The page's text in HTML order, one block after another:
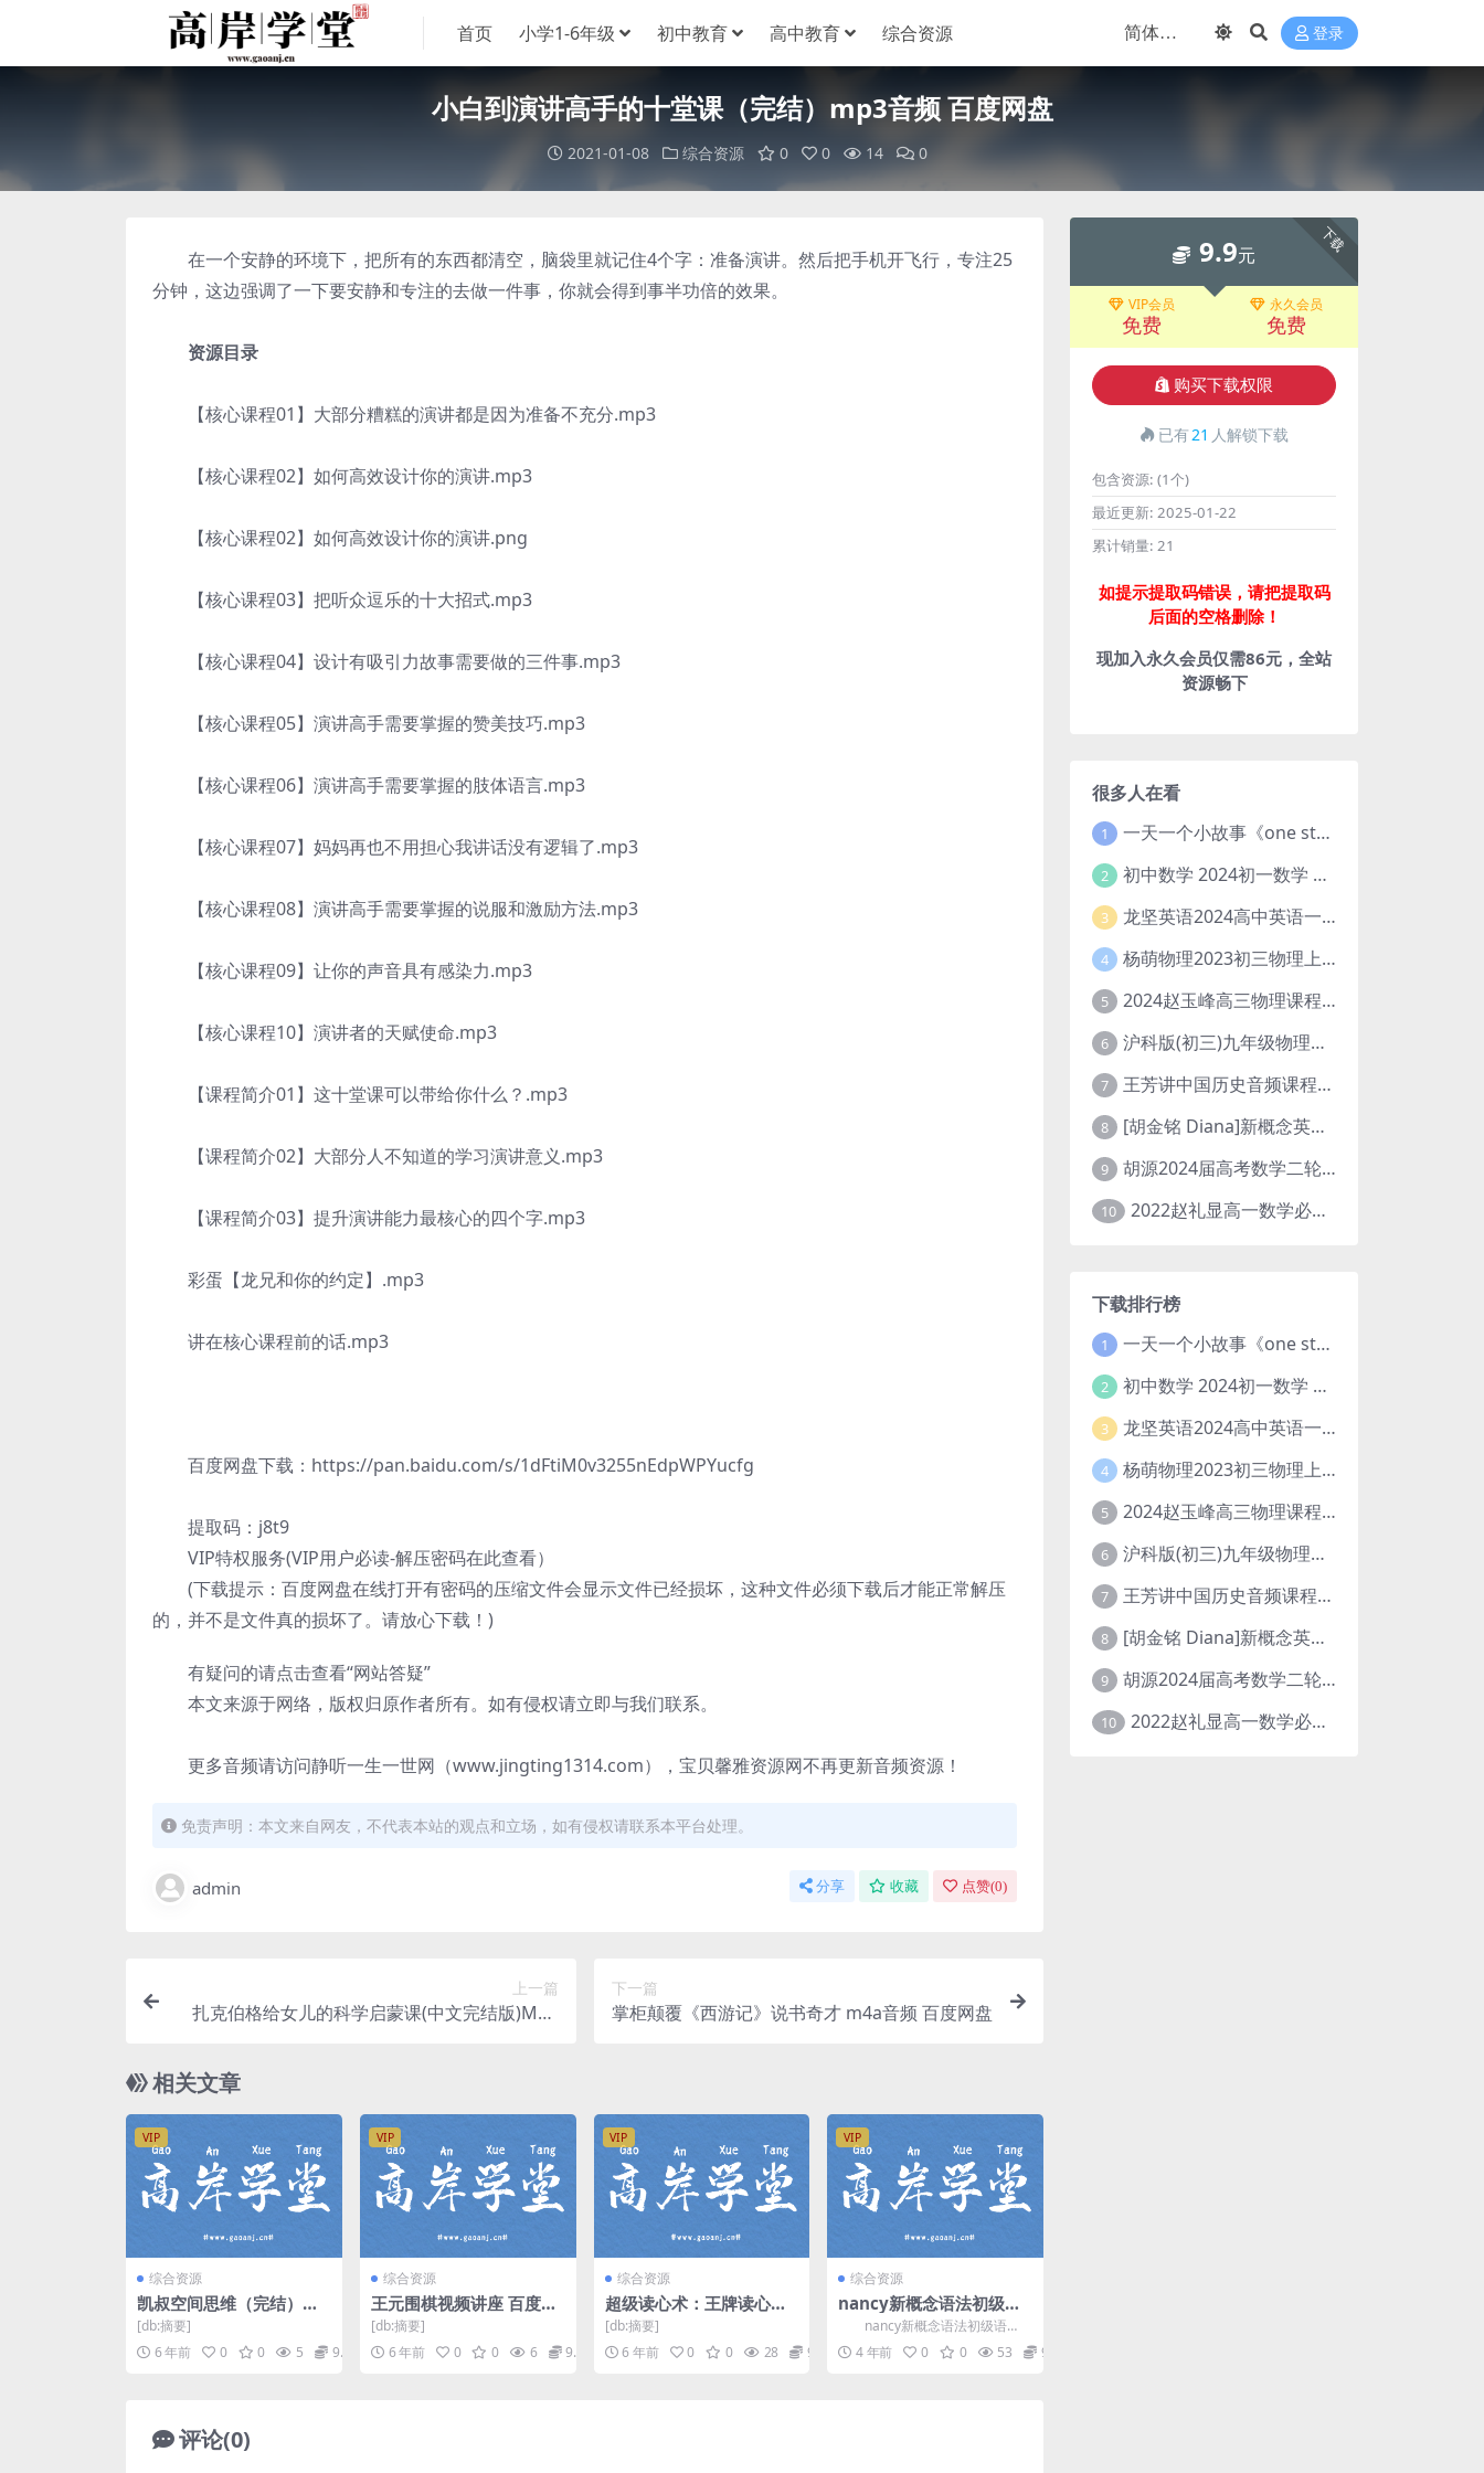
首页 小学1-6年级 初中教育 高中教育 综合资源 登录
小白到演讲高手的十堂课（完结）mp3音频 百度网盘
2021-01-08 综合资源 0 0 14 0
在一个安静的环境下，把所有的东西都清空，脑袋里就记住4个字：准备演讲。然后把手机开飞行，专注25
分钟，这边强调了一下要安静和专注的去做一件事，你就会得到事半功倍的效果。
资源目录
【核心课程01】大部分糟糕的演讲都是因为准备不充分.mp3
【核心课程02】如何高效设计你的演讲.mp3
【核心课程02】如何高效设计你的演讲.png
【核心课程03】把听众逗乐的十大招式.mp3
【核心课程04】设计有吸引力故事需要做的三件事.mp3
【核心课程05】演讲高手需要掌握的赞美技巧.mp3
【核心课程06】演讲高手需要掌握的肢体语言.mp3
【核心课程07】妈妈再也不用担心我讲话没有逻辑了.mp3
【核心课程08】演讲高手需要掌握的说服和激励方法.mp3
【核心课程09】让你的声音具有感染力.mp3
【核心课程10】演讲者的天赋使命.mp3
【课程简介01】这十堂课可以带给你什么？.mp3
【课程简介02】大部分人不知道的学习演讲意义.mp3
【课程简介03】提升演讲能力最核心的四个字.mp3
彩蛋【龙兄和你的约定】.mp3
讲在核心课程前的话.mp3
百度网盘下载：https://pan.baidu.com/s/1dFtiM0v3255nEdpWPYucfg
提取码：j8t9
VIP特权服务(VIP用户必读-解压密码在此查看）
(下载提示：百度网盘在线打开有密码的压缩文件会显示文件已经损坏，这种文件必须下载后才能正常解压
的，并不是文件真的损坏了。请放心下载！)
有疑问的请点击查看“网站答疑”
本文来源于网络，版权归原作者所有。如有侵权请立即与我们联系。
更多音频请访问静听一生一世网（www.jingting1314.com），宝贝馨雅资源网不再更新音频资源！
免责声明：本文来自网友，不代表本站的观点和立场，如有侵权请联系本平台处理。
admin 分享 收藏 点赞(0)
上一篇
扎克伯格给女儿的科学启蒙课(中文完结版)MP4
下一篇
掌柜颠覆《西游记》说书奇才 m4a音频 百度网盘
相关文章
VIP
综合资源
凯叔空间思维（完结）
（高清视频）百度网盘
[db:摘要]
6 年前
0 0 5 9.9
VIP
综合资源
王元围棋视频讲座 百度网
盘
[db:摘要]
6 年前
0 0 6 9.9
VIP
综合资源
超级读心术：王牌读心师
卢建文教你瞬间识人术，
掌控人际交往主动权（完
结）（高清视频）百度网
[db:摘要]
6 年前
0 0 28 9.9
VIP
综合资源
nancy新概念语法初级语
法（完结）网盘分享
nancy新概念语法初级语
法，完结版网盘分享新概念英语
课程9.32G高清视频...
4 年前 0 0 53 9.9
评论(0)
下载
9.9元
VIP会员
免费
永久会员
免费
购买下载权限
已有21 人解锁下载
包含资源: (1个)
最近更新: 2025-01-22
累计销量: 21
如提示提取码错误，请把提取码
后面的空格删除！
现加入永久会员仅需86元，全站
资源畅下
很多人在看
1 一天一个小故事《one story a day》初中版 百度网盘分享下载
2 初中数学 2024初一数学 朱韬数学 S班春季下 A+班春季下 百度云网盘
3 龙坚英语2024高中英语一轮系统班(全国卷+北京卷)
4 杨萌物理2023初三物理上秋季A+班(视频+讲义) 百度网盘分享
5 2024赵玉峰高三物理课程24年高考物理一轮复习网课教程
6 沪科版(初三)九年级物理全一册网课教学视频全集(录播版 杜春雨 66讲)
7 王芳讲中国历史音频课程全集(上下五千年)
8 [胡金铭 Diana]新概念英语第1册教学视频课程(全集 百度网盘下载)
9 胡源2024届高考数学二轮寒假春季精讲 百度网盘分享
10 2022赵礼显高一数学必修一课程视频资源(秋季班 含讲义)百度网盘云
下载排行榜
1 一天一个小故事《one story a day》初中版 百度网盘分享下载
2 初中数学 2024初一数学 朱韬数学 S班春季下 A+班春季下 百度云网盘
3 龙坚英语2024高中英语一轮系统班(全国卷+北京卷)
4 杨萌物理2023初三物理上秋季A+班(视频+讲义) 百度网盘分享
5 2024赵玉峰高三物理课程24年高考物理一轮复习网课教程
6 沪科版(初三)九年级物理全一册网课教学视频全集(录播版 杜春雨 66讲)
7 王芳讲中国历史音频课程全集(上下五千年)
8 [胡金铭 Diana]新概念英语第1册教学视频课程(全集 百度网盘下载)
9 胡源2024届高考数学二轮寒假春季精讲 百度网盘分享
10 2022赵礼显高一数学必修一课程视频资源(秋季班 含讲义)百度网盘云